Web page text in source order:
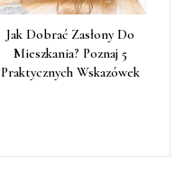
Jak Dobrać Zasłony Do
Mieszkania? Poznaj 5
Praktycznych Wskazówek